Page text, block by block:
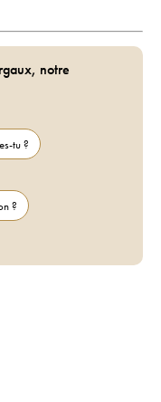
notre
tu ?
?